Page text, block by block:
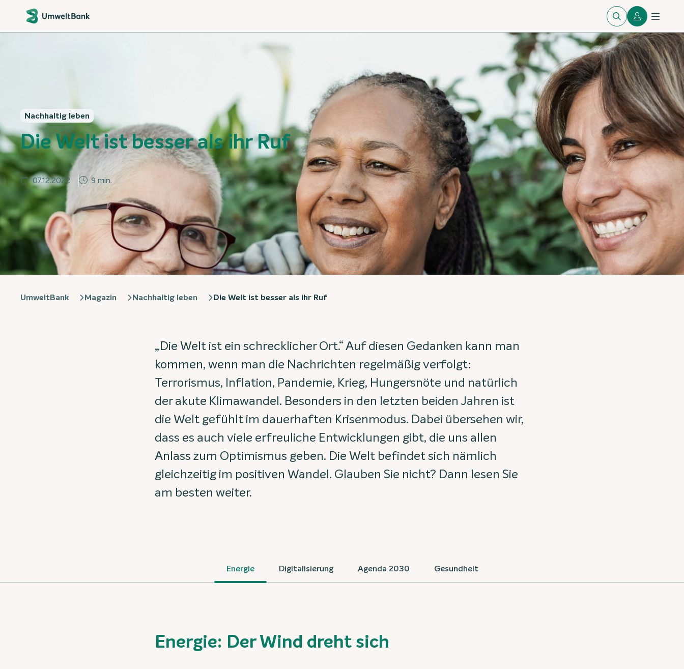
Nachhaltig leben
Die Welt ist besser als ihr Ruf
07.12.2022 9 min.
UmweltBank Magazin Nachhaltig leben Die Welt ist besser als ihr Ruf
„Die Welt ist ein schrecklicher Ort.“ Auf diesen Gedanken kann man
kommen, wenn man die Nachrichten regelmäßig verfolgt:
Terrorismus, Inflation, Pandemie, Krieg, Hungersnöte und natürlich
der akute Klimawandel. Besonders in den letzten beiden Jahren ist
die Welt gefühlt im dauerhaften Krisenmodus. Dabei übersehen wir,
dass es auch viele erfreuliche Entwicklungen gibt, die uns allen
Anlass zum Optimismus geben. Die Welt befindet sich nämlich
gleichzeitig im positiven Wandel. Glauben Sie nicht? Dann lesen Sie
am besten weiter.
Energie Digitalisierung Agenda 2030 Gesundheit
Energie: Der Wind dreht sich